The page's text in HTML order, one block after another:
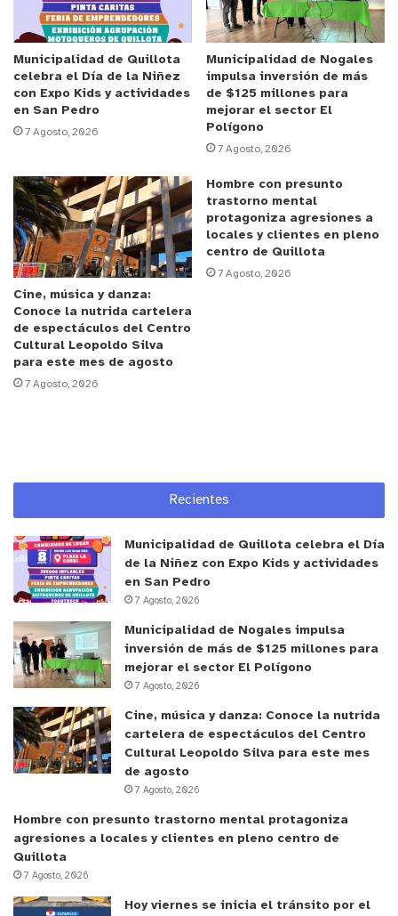
Bochas estamos muy contentos, la evaluación sin
duda que es positiva, ha sido un gran despliegue
para recibir a 12 delegaciones de la región de
Valparaíso y salimos primer lugar en varones y
tercer lugar en damas y al darnos cuenta como se
va la gente contenta, valorando el trabajo
desarrollado y lo hermoso que está el colegio, sin
duda que estamos felices”, señaló el director del
colegio “Jesús de Nazaret”, Jorge Avila.
Para Rafael Suárez, capitán de la delegación
ganadora del certamen deportivo en la modalidad
varones, este triunfo es fruto del trabajo y
disciplina en los meses de entrenamiento
“sentimos mucha alegría, entrenamos mucho y
darles las gracias a mis compañeros que nos
SERIE DAMAS
Primer lugar: CEI Los Paltos, Quillota
Segundo lugar: Colegio Nueva Siembra, Valparaíso
Tercer lugar: Colegio Jesús de Nazaret, La Calera
Primer lugar: Colegio Jesús de Nazaret, La Calera
Segundo lugar: Deporte Adaptado La Cruz
Tercer lugar: CEI Los Paltos, Quillota
y tú, ¿qué opinas?
Municipalidad de Quillota
celebra el Día de la Niñez
con Expo Kids y actividades
en San Pedro
7 Agosto, 2026
Municipalidad de Nogales
impulsa inversión de más
de $125 millones para
mejorar el sector El
Polígono
7 Agosto, 2026
Cine, música y danza:
Conoce la nutrida cartelera
de espectáculos del Centro
Cultural Leopoldo Silva
para este mes de agosto
7 Agosto, 2026
Hombre con presunto
trastorno mental
protagoniza agresiones a
locales y clientes en pleno
centro de Quillota
7 Agosto, 2026
Recientes
Municipalidad de Quillota celebra el Día
de la Niñez con Expo Kids y actividades
en San Pedro
7 Agosto, 2026
Municipalidad de Nogales impulsa
inversión de más de $125 millones para
mejorar el sector El Polígono
7 Agosto, 2026
Cine, música y danza: Conoce la nutrida
cartelera de espectáculos del Centro
Cultural Leopoldo Silva para este mes
de agosto
7 Agosto, 2026
Hombre con presunto trastorno mental protagoniza
agresiones a locales y clientes en pleno centro de
Quillota
7 Agosto, 2026
Hoy viernes se inicia el tránsito por el